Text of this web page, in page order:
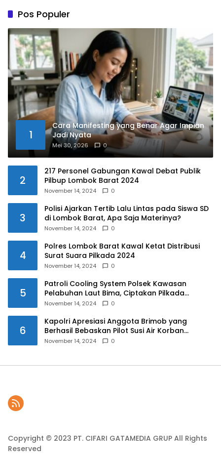
Pos Populer
1
Cara Manifesting yang Benar Agar Impian
Jadi Nyata
Mei 30, 2026 0
2
217 Personel Gabungan Kawal Debat Publik
Pilbup Lombok Barat 2024
November 14, 2024 0
3
Polisi Ajarkan Tertib Lalu Lintas pada Siswa SD
di Lombok Barat, Apa Saja Materinya?
November 14, 2024 0
4
Polres Lombok Barat Kawal Ketat Distribusi
Surat Suara Pilkada 2024
November 14, 2024 0
5
Patroli Cooling System Polsek Kawasan
Pelabuhan Laut Bima, Ciptakan Pilkada
Serentak 2024 yang Aman dan Damai
November 14, 2024 0
6
Kapolri Apresiasi Anggota Brimob yang
Berhasil Bebaskan Pilot Susi Air Korban
Penyanderaan KKB
November 14, 2024 0
Copyright © 2023 PT. CIFARI GATAMEDIA GRUP All Rights
Reserved